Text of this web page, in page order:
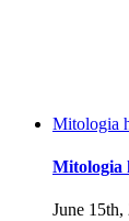
Mitologia
Mitologia
June 15th,